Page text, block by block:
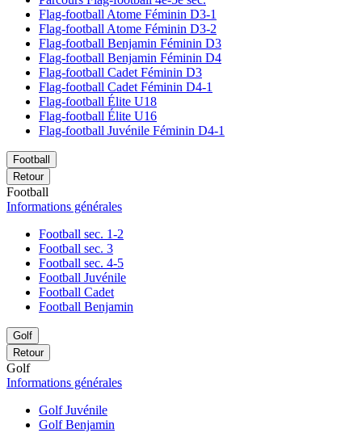
Flag-football Atome Féminin D3-1
Flag-football Atome Féminin D3-2
Flag-football Benjamin Féminin D3
Flag-football Benjamin Féminin D4
Flag-football Cadet Féminin D3
Flag-football Cadet Féminin D4-1
Flag-football Élite U18
Flag-football Élite U16
Flag-football Juvénile Féminin D4-1
Football
Retour
Football
Informations générales
Football sec. 1-2
Football sec. 3
Football sec. 4-5
Football Juvénile
Football Cadet
Football Benjamin
Golf
Retour
Golf
Informations générales
Golf Juvénile
Golf Benjamin